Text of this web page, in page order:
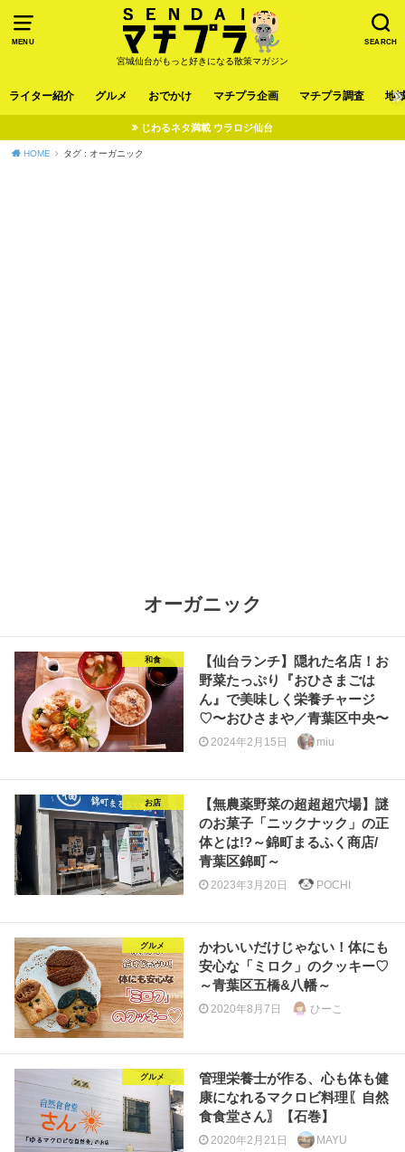
MENU SEARCH
宮城仙台がもっと好きになる散策マガジン
ライター紹介 グルメ おでかけ マチプラ企画 マチプラ調査 地
じわるネタ満載 ウラロジ仙台
HOME タグ : オーガニック
オーガニック
和食
【仙台ランチ】隠れた名店！お
野菜たっぷり『おひさまごは
ん』で美味しく栄養チャージ
♡〜おひさまや／青葉区中央〜
2024年2月15日 miu
お店
【無農薬野菜の超超超穴場】謎
のお菓子「ニックナック」の正
体とは!?～錦町まるふく商店/
青葉区錦町～
2023年3月20日 POCHI
グルメ
かわいいだけじゃない！体にも
安心な「ミロク」のクッキー♡
～青葉区五橋&八幡～
2020年8月7日 ひーこ
グルメ
管理栄養士が作る、心も体も健
康になれるマクロビ料理〖自然
食食堂さん〗【石巻】
2020年2月21日 MAYU